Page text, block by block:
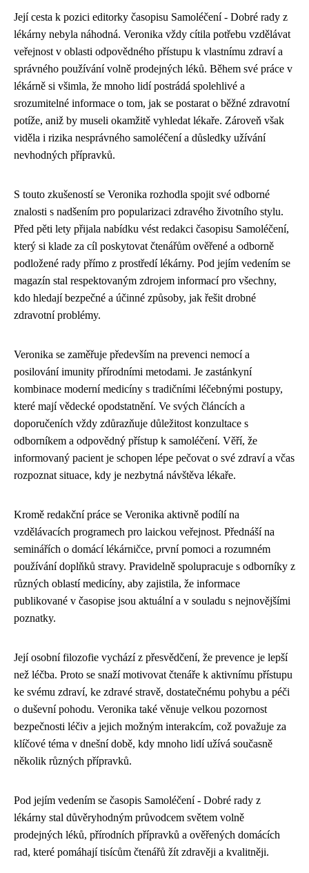
Její cesta k pozici editorky časopisu Samoléčení - Dobré rady z
lékárny nebyla náhodná. Veronika vždy cítila potřebu vzdělávat
veřejnost v oblasti odpovědného přístupu k vlastnímu zdraví a
správného používání volně prodejných léků. Během své práce v
lékárně si všimla, že mnoho lidí postrádá spolehlivé a
srozumitelné informace o tom, jak se postarat o běžné zdravotní
potíže, aniž by museli okamžitě vyhledat lékaře. Zároveň však
viděla i rizika nesprávného samoléčení a důsledky užívání
nevhodných přípravků.
S touto zkušeností se Veronika rozhodla spojit své odborné
znalosti s nadšením pro popularizaci zdravého životního stylu.
Před pěti lety přijala nabídku vést redakci časopisu Samoléčení,
který si klade za cíl poskytovat čtenářům ověřené a odborně
podložené rady přímo z prostředí lékárny. Pod jejím vedením se
magazín stal respektovaným zdrojem informací pro všechny,
kdo hledají bezpečné a účinné způsoby, jak řešit drobné
zdravotní problémy.
Veronika se zaměřuje především na prevenci nemocí a
posilování imunity přírodními metodami. Je zastánkyní
kombinace moderní medicíny s tradičními léčebnými postupy,
které mají vědecké opodstatnění. Ve svých článcích a
doporučeních vždy zdůrazňuje důležitost konzultace s
odborníkem a odpovědný přístup k samoléčení. Věří, že
informovaný pacient je schopen lépe pečovat o své zdraví a včas
rozpoznat situace, kdy je nezbytná návštěva lékaře.
Kromě redakční práce se Veronika aktivně podílí na
vzdělávacích programech pro laickou veřejnost. Přednáší na
seminářích o domácí lékárničce, první pomoci a rozumném
používání doplňků stravy. Pravidelně spolupracuje s odborníky z
různých oblastí medicíny, aby zajistila, že informace
publikované v časopise jsou aktuální a v souladu s nejnovějšími
poznatky.
Její osobní filozofie vychází z přesvědčení, že prevence je lepší
než léčba. Proto se snaží motivovat čtenáře k aktivnímu přístupu
ke svému zdraví, ke zdravé stravě, dostatečnému pohybu a péči
o duševní pohodu. Veronika také věnuje velkou pozornost
bezpečnosti léčiv a jejich možným interakcím, což považuje za
klíčové téma v dnešní době, kdy mnoho lidí užívá současně
několik různých přípravků.
Pod jejím vedením se časopis Samoléčení - Dobré rady z
lékárny stal důvěryhodným průvodcem světem volně
prodejných léků, přírodních přípravků a ověřených domácích
rad, které pomáhají tisícům čtenářů žít zdravěji a kvalitněji.